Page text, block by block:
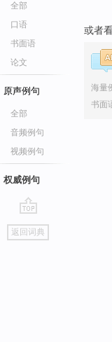
全部
口语
书面语
论文
原声例句
全部
音频例句
视频例句
权威例句
go
top
返回词典
或者
海量
书面